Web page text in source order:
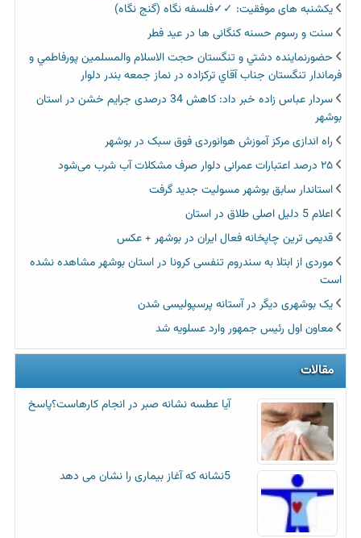
یکشنبه های موفقیت: ✓✓فلسفه نگاه (گنج نگاه)
سنت و رسوم حسنه کنگانی ها در عید فطر
حضورنماينده دشتي و تنگستان حجت الاسلام والمسلمين پورفاطمي و
فرماندار تنگستان جناب آقاي تركزاده در نماز جمعه بندر دلوار
سردار عباس زاده خبر داد: کاهش 34 درصدی جرایم خشن در استان
بوشهر
راه اندازی مرکز آموزش هوانوردی فوق سبک در بوشهر
۲۵ درصد اعتبارات عمرانی دلوار صرف مشکلات آب شرب می‌شود
استاندار سابق بوشهر مسولیت جدید گرفت
اعلام 5 دلیل اصلی طلاق در استان
قدیمی ترین چاپخانه فعال ایران در بوشهر + عکس
موردی از ابتلا به سندروم تنفسی کرونا در استان بوشهر مشاهده نشده
است
یک بوشهری دیگر در آستانه پرسپولیسی شدن
معاون اول رئیس جمهور وارد عسلویه شد
مقالات
آیا عطسه‌ نشانه صبر در انجام کارهاست؟پاسخ
5نشانه که آغاز بیماری را نشان می دهد